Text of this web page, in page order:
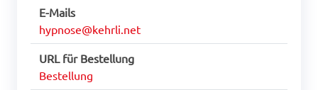
E-Mails
hypnose@kehrli.net
URL für Bestellung
Bestellung